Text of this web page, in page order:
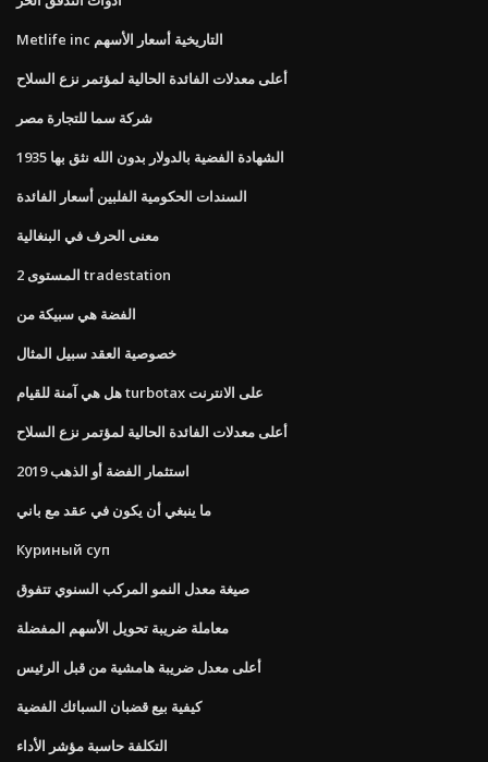
Metlife inc التاريخية أسعار الأسهم
أعلى معدلات الفائدة الحالية لمؤتمر نزع السلاح
شركة سما للتجارة مصر
1935 الشهادة الفضية بالدولار بدون الله نثق بها
السندات الحكومية الفلبين أسعار الفائدة
معنى الحرف في البنغالية
المستوى 2 tradestation
الفضة هي سبيكة من
خصوصية العقد سبيل المثال
هل هي آمنة للقيام turbotax على الانترنت
أعلى معدلات الفائدة الحالية لمؤتمر نزع السلاح
استثمار الفضة أو الذهب 2019
ما ينبغي أن يكون في عقد مع باني
Куриный суп
صيغة معدل النمو المركب السنوي تتفوق
معاملة ضريبة تحويل الأسهم المفضلة
أعلى معدل ضريبة هامشية من قبل الرئيس
كيفية بيع قضبان السبائك الفضية
التكلفة حاسبة مؤشر الأداء